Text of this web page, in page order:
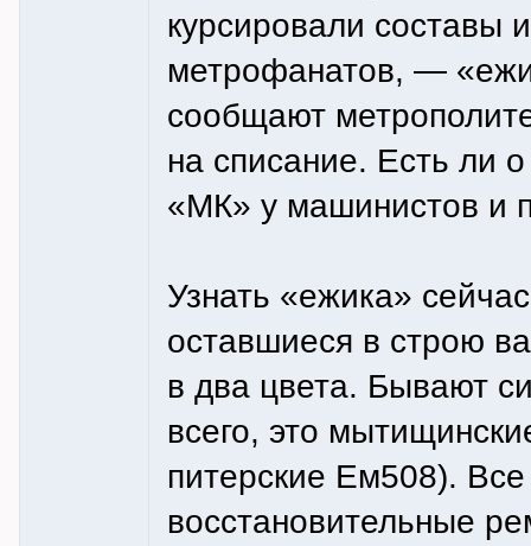
курсировали составы
метрофанатов, —
сообщают
на списание. Есть ли
«МК» у машинистов и
Узнать «ежика»
оставшиеся в строю
в два цвета. Бывают
всего, это
питерские Ем508).
восстановительные